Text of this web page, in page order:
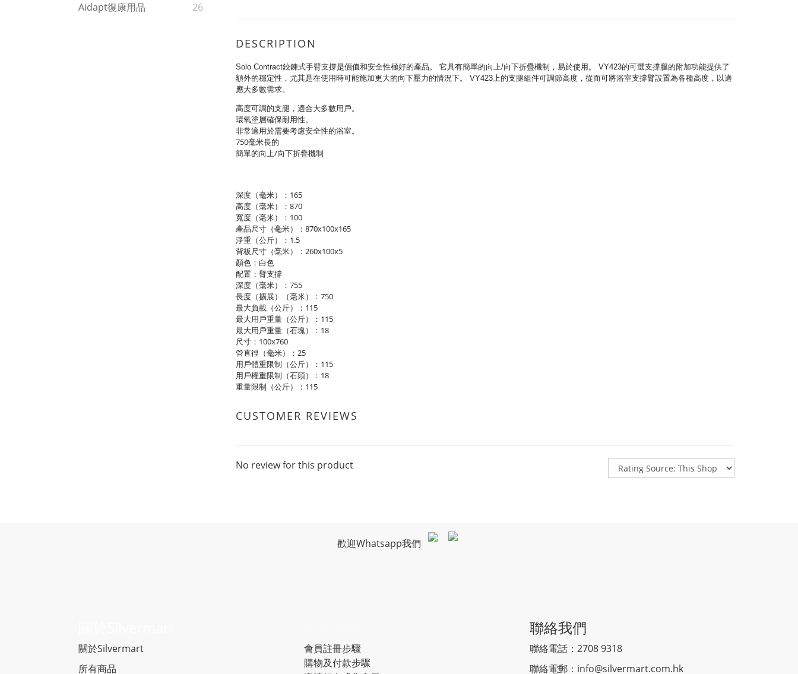
Aidapt復康用品
26
DESCRIPTION
Solo Contract鉸鍊式手臂支撐是價值和安全性極好的產品。 它具有簡單的向上/向下折疊機制，易於使用。 VY423的可選支撐腿的附加功能提供了
額外的穩定性，尤其是在使用時可能施加更大的向下壓力的情況下。 VY423上的支腿組件可調節高度，從而可將浴室支撐臂設置為各種高度，以適
應大多數需求。
高度可調的支腿，適合大多數用戶。
環氧塗層確保耐用性。
非常適用於需要考慮安全性的浴室。
750毫米長的
簡單的向上/向下折疊機制
深度（毫米）：165
高度（毫米）：870
寬度（毫米）：100
產品尺寸（毫米）：870x100x165
淨重（公斤）：1.5
背板尺寸（毫米）：260x100x5
顏色：白色
配置：臂支撐
深度（毫米）：755
長度（擴展）（毫米）：750
最大負載（公斤）：115
最大用戶重量（公斤）：115
最大用戶重量（石塊）：18
尺寸：100x760
管直徑（毫米）：25
用戶體重限制（公斤）：115
用戶權重限制（石頭）：18
重量限制（公斤）：115
CUSTOMER REVIEWS
No review for this product
歡迎Whatsapp我們
關於Silvermart
所有商品
會員註冊步驟
購物及付款步驟
聯絡我們
聯絡電話：2708 9318
聯絡電郵： info@silvermart.com.hk